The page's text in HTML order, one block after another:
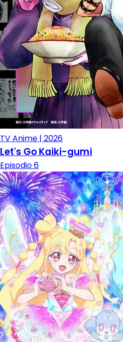
TV Anime | 2026
Let's Go Kaiki-gumi
Episodio 6